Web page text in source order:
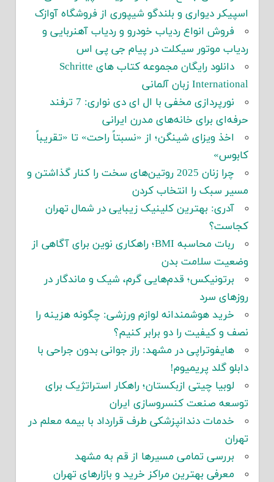
اسپیکر دیواری و بلندگو شیپوری از فروشگاه آوازک
فروش انواع ردیاب خودرو و ردیاب آهنربایی و
ردیاب موتور سیکلت در پیام جی پی اس
دانلود رایگان مجموعه کتاب های Schritte
International زبان آلمانی
نورپردازی مخفی با ال ای دی نواری: 7 ترفند
حرفه‌ای برای خانه‌های مدرن ایرانی
اخذ ویزای شینگن؛ از «نسبتاً راحت» تا «تقریباً
کابوس»
چرا زنان 2025 روتین‌های سخت را کنار گذاشتن و
مسیر سبک را انتخاب کردن
آدری: بهترین کلینیک زیبایی در شمال تهران
کجاست؟
ربات محاسبه BMI؛ راهکاری نوین برای آگاهی از
وضعیت سلامت بدن
برتونیکس؛ قدم‌هایی گرم، شیک و ماندگار در
روزهای سرد
خرید هوشمندانه لوازم ورزشی: چگونه هزینه را
نصف و کیفیت را دو برابر کنیم؟
هایفوتراپی در مشهد: راز جوانی بدون جراحی با
دابلو گلد پریمیوم!
لوبیا چیتی ازبکستان؛ راهکار استراتژیک برای
توسعه صنعت کنسروسازی ایران
خدمات دندانپزشکی طرف قرارداد با بیمه معلم در
تهران
بررسی تمامی مسیرها از قم به مشهد
معرفی بهترین مراکز خرید و بازارهای تهران